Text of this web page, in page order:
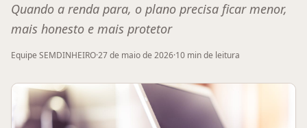
Quando a renda para, o plano precisa ficar menor,
mais honesto e mais protetor
Equipe SEMDINHEIRO·27 de maio de 2026·10 minde leitura